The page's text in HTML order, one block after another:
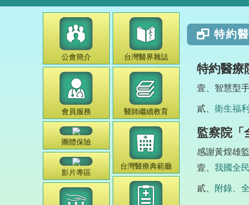
公會簡介 台灣醫界雜誌
會員服務 醫師繼續教育
團體保險
台灣醫療典範廳
影片專區
特約
特約醫療
壹、智慧型
貳、 衛生福
監察院「
感謝黃煌雄
壹、 我國全
貳、 附錄、